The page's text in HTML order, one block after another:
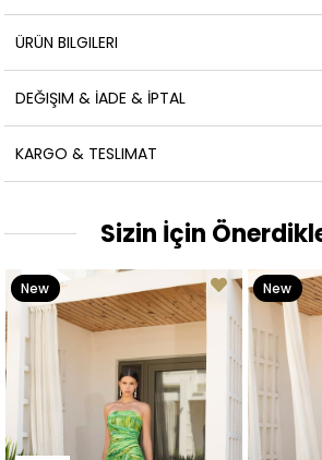
ÜRÜN BILGILERI
DEĞIŞIM & İADE & İPTAL
KARGO & TESLIMAT
Sizin İçin
New
Item
New
Item